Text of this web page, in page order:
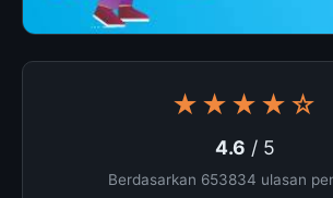
★★★★☆
4.6 / 5
Berdasarkan 653834 ulasan